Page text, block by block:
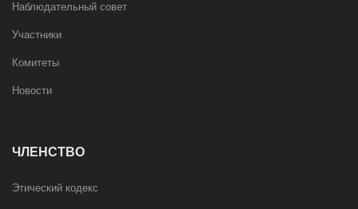
Наблюдательный совет
Участники
Комитеты
Новости
ЧЛЕНСТВО
Этический кодекс